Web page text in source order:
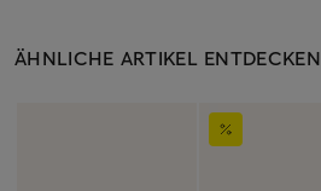
ÄHNLICHE ARTIKEL ENTDECKEN